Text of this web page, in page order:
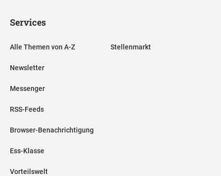
Services
Alle Themen von A-Z
Newsletter
Messenger
RSS-Feeds
Browser-Benachrichtigung
Ess-Klasse
Vorteilswelt
Stellenmarkt